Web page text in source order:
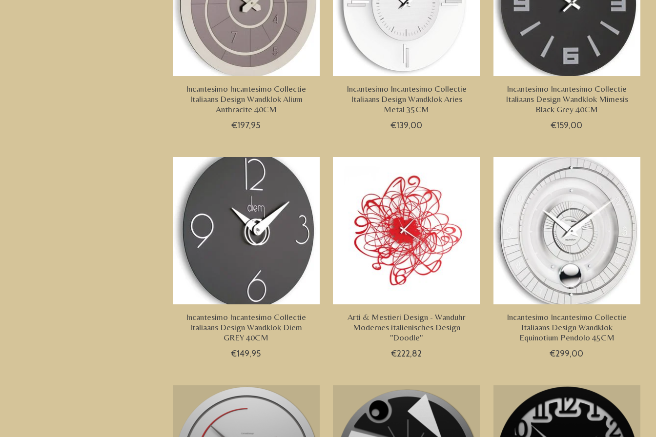
Incantesimo Incantesimo Collectie
Italiaans Design Wandklok Alium
Anthracite 40CM
€197,95
Incantesimo Incantesimo Collectie
Italiaans Design Wandklok Aries
Metal 35CM
€139,00
Incantesimo Incantesimo Collectie
Italiaans Design Wandklok Mimesis
Black Grey 40CM
€159,00
Incantesimo Incantesimo Collectie
Italiaans Design Wandklok Diem
GREY 40CM
€149,95
Arti & Mestieri Design - Wanduhr
Modernes italienisches Design
"Doodle"
€222,82
Incantesimo Incantesimo Collectie
Italiaans Design Wandklok
Equinotium Pendolo 45CM
€299,00